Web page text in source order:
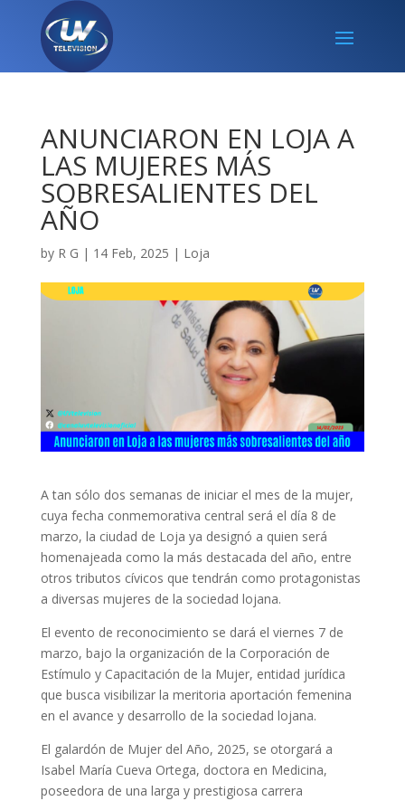
ANUNCIARON EN LOJA A
LAS MUJERES MÁS
SOBRESALIENTES DEL
AÑO
by R G | 14 Feb, 2025 | Loja
A tan sólo dos semanas de iniciar el mes de la mujer,
cuya fecha conmemorativa central será el día 8 de
marzo, la ciudad de Loja ya designó a quien será
homenajeada como la más destacada del año, entre
otros tributos cívicos que tendrán como protagonistas
a diversas mujeres de la sociedad lojana.
El evento de reconocimiento se dará el viernes 7 de
marzo, bajo la organización de la Corporación de
Estímulo y Capacitación de la Mujer, entidad jurídica
que busca visibilizar la meritoria aportación femenina
en el avance y desarrollo de la sociedad lojana.
El galardón de Mujer del Año, 2025, se otorgará a
Isabel María Cueva Ortega, doctora en Medicina,
poseedora de una larga y prestigiosa carrera